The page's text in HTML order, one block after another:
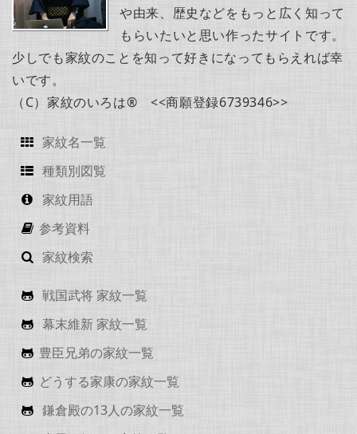
や由来、歴史などをもっと広く知って
もらいたいと思い作ったサイトです。
少しでも家紋のことを知って好きになってもらえれば幸
いです。
（C）家紋のいろは® <<商願登録6739346>>
家紋名一覧
種類別図覧
家紋用語
参考資料
家紋検索
戦国武将 家紋一覧
幕末維新 家紋一覧
豊臣兄弟の家紋一覧
どうする家康の家紋一覧
鎌倉殿の13人の家紋一覧